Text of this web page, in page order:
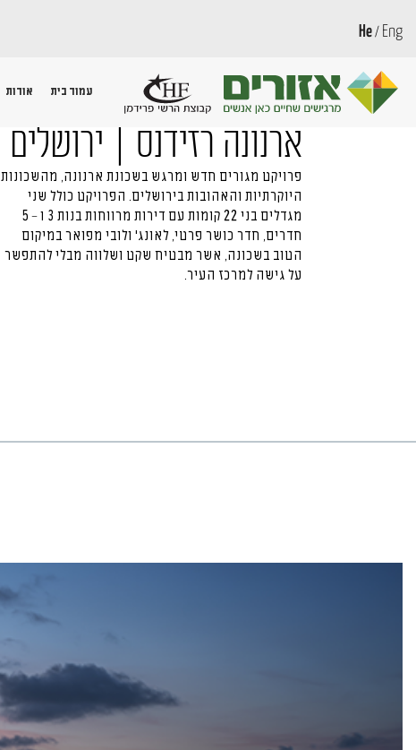
He / Eng
עמוד בית אודות
ארנונה רזידנס | ירושלים
פרויקט מגורים חדש ומרגש בשכונת ארנונה, מהשכונות
היוקרתיות והאהובות בירושלים. הפרויקט כולל שני
מגדלים בני 22 קומות עם דירות מרווחות בנות 3 ו – 5
חדרים, חדר כושר פרטי, לאונג׳ ולובי מפואר במיקום
הטוב בשכונה, אשר מבטיח שקט ושלווה מבלי להתפשר
על גישה למרכז העיר.